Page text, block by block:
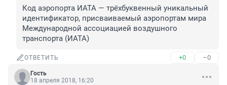
Код аэропорта ИАТА — трёхбуквенный уникальный
идентификатор, присваиваемый аэропортам мира
Международной ассоциацией воздушного
транспорта (ИАТА)
ОТВЕТИТЬ +0 –0
Гость
18 апреля 2018, 16:20